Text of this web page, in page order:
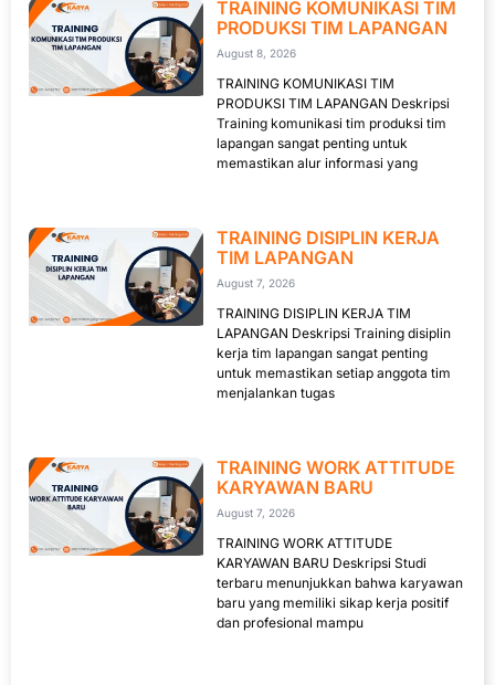
TRAINING KOMUNIKASI TIM
PRODUKSI TIM LAPANGAN
August 8, 2026
TRAINING KOMUNIKASI TIM
PRODUKSI TIM LAPANGAN Deskripsi
Training komunikasi tim produksi tim
lapangan sangat penting untuk
memastikan alur informasi yang
TRAINING DISIPLIN KERJA
TIM LAPANGAN
August 7, 2026
TRAINING DISIPLIN KERJA TIM
LAPANGAN Deskripsi Training disiplin
kerja tim lapangan sangat penting
untuk memastikan setiap anggota tim
menjalankan tugas
TRAINING WORK ATTITUDE
KARYAWAN BARU
August 7, 2026
TRAINING WORK ATTITUDE
KARYAWAN BARU Deskripsi Studi
terbaru menunjukkan bahwa karyawan
baru yang memiliki sikap kerja positif
dan profesional mampu